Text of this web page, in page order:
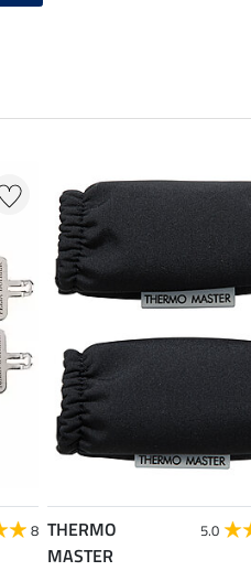
8 THERMO
MASTER
5.0